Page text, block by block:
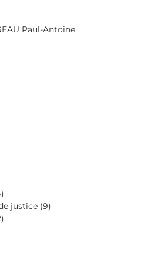
Paul-Antoine
justice (9)